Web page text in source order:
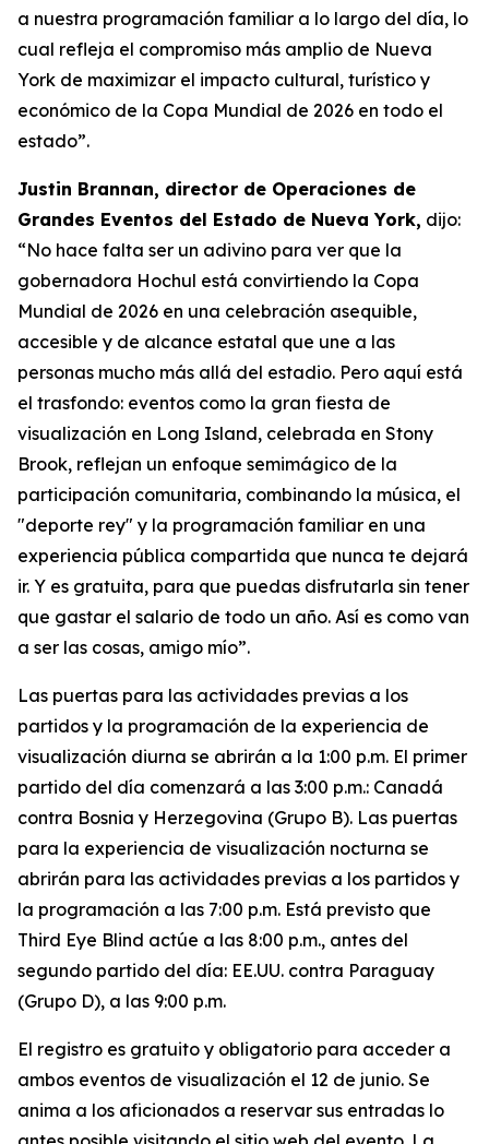
a nuestra programación familiar a lo largo del día, lo
cual refleja el compromiso más amplio de Nueva
York de maximizar el impacto cultural, turístico y
económico de la Copa Mundial de 2026 en todo el
estado”.
Justin Brannan, director de Operaciones de
Grandes Eventos del Estado de Nueva York, dijo:
“No hace falta ser un adivino para ver que la
gobernadora Hochul está convirtiendo la Copa
Mundial de 2026 en una celebración asequible,
accesible y de alcance estatal que une a las
personas mucho más allá del estadio. Pero aquí está
el trasfondo: eventos como la gran fiesta de
visualización en Long Island, celebrada en Stony
Brook, reflejan un enfoque semimágico de la
participación comunitaria, combinando la música, el
"deporte rey" y la programación familiar en una
experiencia pública compartida que nunca te dejará
ir. Y es gratuita, para que puedas disfrutarla sin tener
que gastar el salario de todo un año. Así es como van
a ser las cosas, amigo mío”.
Las puertas para las actividades previas a los
partidos y la programación de la experiencia de
visualización diurna se abrirán a la 1:00 p.m. El primer
partido del día comenzará a las 3:00 p.m.: Canadá
contra Bosnia y Herzegovina (Grupo B). Las puertas
para la experiencia de visualización nocturna se
abrirán para las actividades previas a los partidos y
la programación a las 7:00 p.m. Está previsto que
Third Eye Blind actúe a las 8:00 p.m., antes del
segundo partido del día: EE.UU. contra Paraguay
(Grupo D), a las 9:00 p.m.
El registro es gratuito y obligatorio para acceder a
ambos eventos de visualización el 12 de junio. Se
anima a los aficionados a reservar sus entradas lo